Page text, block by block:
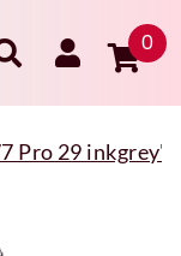
0
Pro 29